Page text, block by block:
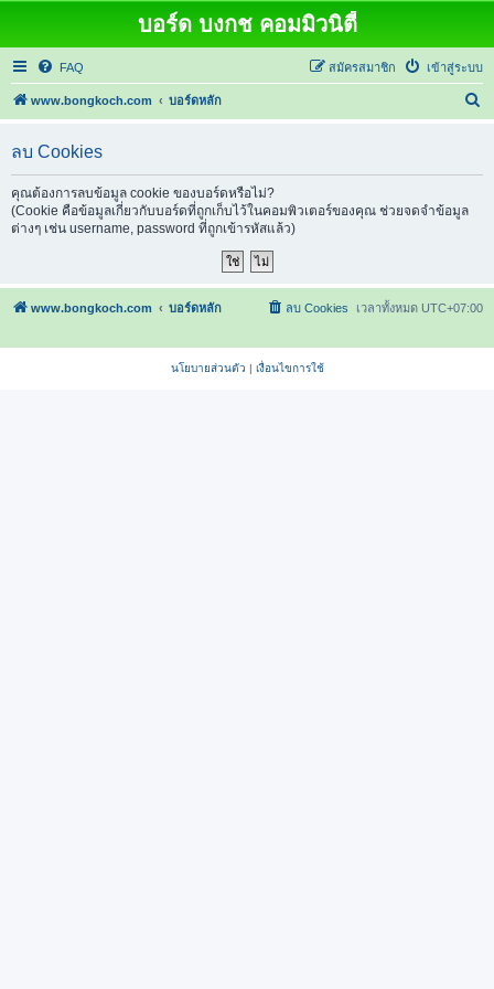
บอร์ด บงกช คอมมิวนิตี้
FAQ เข้าสู่ระบบ
สมัครสมาชิก
www.bongkoch.com บอร์ดหลัก
า
ลบ Cookies
คุณต้องการลบข้อมูล cookie ของบอร์ดหรือไม่?
(Cookie คือข้อมูลเกี่ยวกับบอร์ดที่ถูกเก็บไว้ในคอมพิวเตอร์ของคุณ ช่วยจดจำข้อมูล
ต่างๆ เช่น username, password ที่ถูกเข้ารหัสแล้ว)
www.bongkoch.com บอร์ดหลัก เวลาทั้งหมด UTC+07:00
ลบ Cookies
นโยบายส่วนตัว | เงื่อนไขการใช้